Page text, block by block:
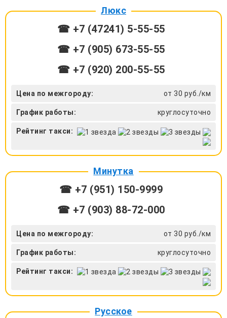
Люкс
☎ +7 (47241) 5-55-55
☎ +7 (905) 673-55-55
☎ +7 (920) 200-55-55
Цена по межгороду: от 30 руб./км
График работы: круглосуточно
Рейтинг такси:
Минутка
☎ +7 (951) 150-9999
☎ +7 (903) 88-72-000
Цена по межгороду: от 30 руб./км
График работы: круглосуточно
Рейтинг такси:
Русское